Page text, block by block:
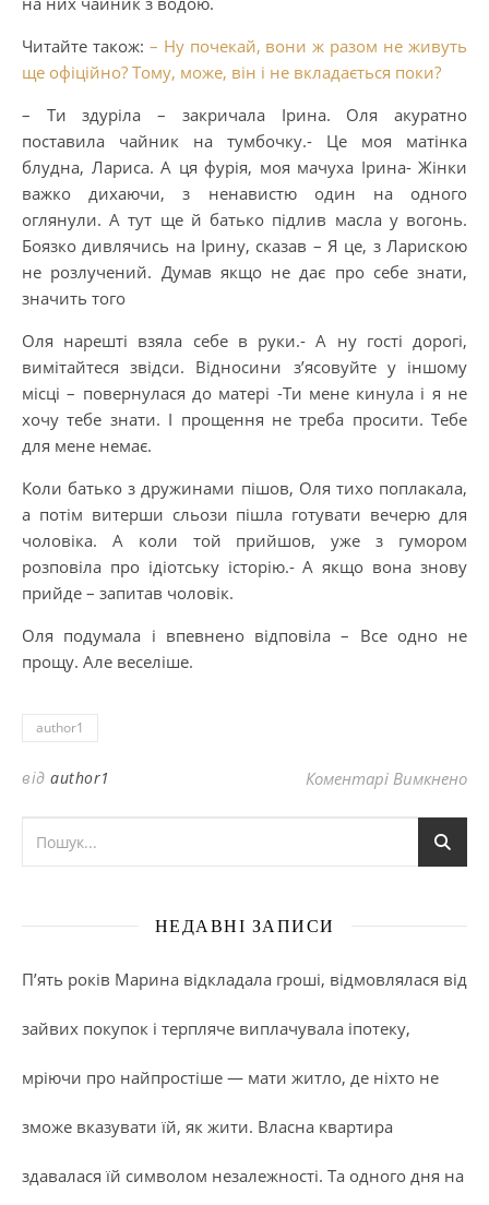
Читайте також: – Ну почекай, вони ж разом не живуть
ще офіційно? Тому, може, він і не вкладається поки?
– Ти здyріла – закричала Ірина. Оля акуратно
поставила чайник на тумбочку.- Це моя матінка
блудна, Лариса. А ця фурія, моя мачуха Ірина- Жінки
важко дихаючи, з ненaвистю один на одного
оглянули. А тут ще й батько підлив масла у вогонь.
Боязко дивлячись на Ірину, сказав – Я це, з Ларискою
не розлучений. Думав якщо не дає про себе знати,
значить того
Оля нарешті взяла себе в руки.- А ну гості дорогі,
вимітайтеся звідси. Відносини з’ясовуйте у іншому
місці – повернулася до матері -Ти мене кинула і я не
хочу тебе знати. І прощення не треба просити. Тебе
для мене немає.
Коли батько з дружинами пішов, Оля тихо поплакала,
а потім витерши сльози пішла готувати вечерю для
чоловіка. А коли той прийшов, уже з гумором
розповіла про ідіoтську історію.- А якщо вона знову
прийде – запитав чоловік.
Оля подумала і впевнено відповіла – Все одно не
прощу. Але веселіше.
author1
від author1 Коментарі Вимкненодо
НЕДАВНІ ЗАПИСИ
П’ять років Марина відкладала гроші, відмовлялася від
зайвих покупок і терпляче виплачувала іпотеку,
мріючи про найпростіше — мати житло, де ніхто не
зможе вказувати їй, як жити. Власна квартира
здавалася їй символом незалежності. Та одного дня на